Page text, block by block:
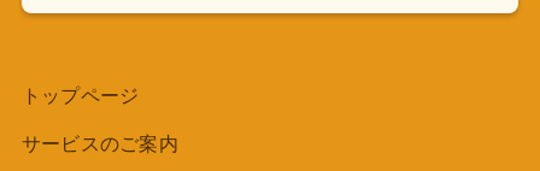
トップページ
サービスのご案内